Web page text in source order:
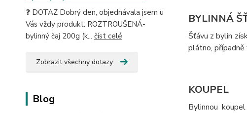
❓ DOTAZ Dobrý den, objednávala jsem u
Vás vždy produkt: ROZTROUŠENÁ-
bylinný čaj 200g (k... číst celé
Zobrazit všechny dotazy
Blog
BYLINNÁ
Šťávu z bylin
plátno, případně
KOUPEL
Bylinnou